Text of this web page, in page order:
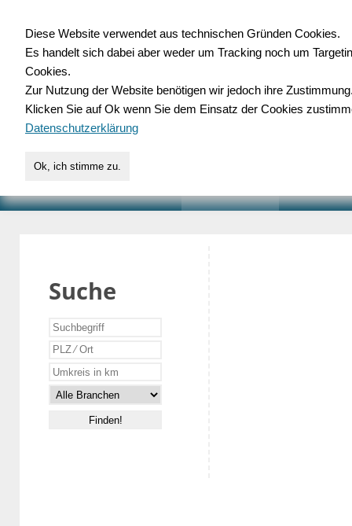
für Handwerk,
Suche
Diese Website verwendet aus technischen Gründen Cookies.
Es handelt sich dabei aber weder um Tracking noch um
Cookies.
Zur Nutzung der Website benötigen wir jedoch ihre
Klicken Sie auf Ok wenn Sie dem Einsatz der Cookies
Datenschutzerklärung
Ok, ich stimme zu.